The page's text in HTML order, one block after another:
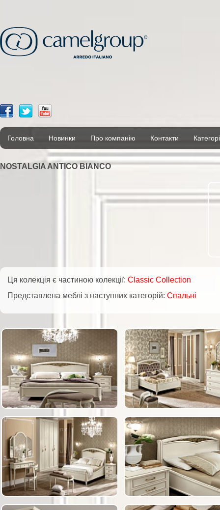
Головна Новинки Про компанію Контакти
NOSTALGIA ANTICO BIANCO
Ця колекція є частиною колекції: Classic Collection
Представлена меблі з наступних категорій: Спальні